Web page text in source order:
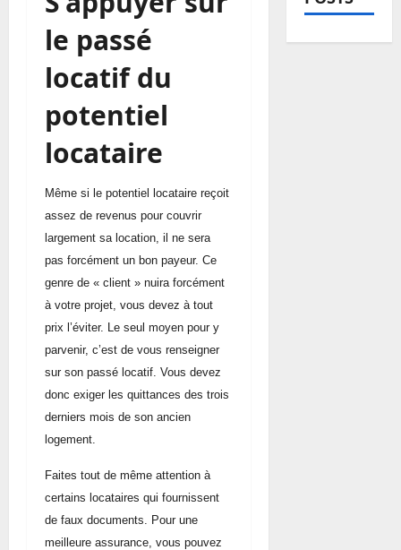
le passé
locatif du
potentiel
locataire
Même si le potentiel locataire reçoit
assez de revenus pour couvrir
largement sa location, il ne sera
pas forcément un bon payeur. Ce
genre de « client » nuira forcément
à votre projet, vous devez à tout
prix l’éviter. Le seul moyen pour y
parvenir, c’est de vous renseigner
sur son passé locatif. Vous devez
donc exiger les quittances des trois
derniers mois de son ancien
logement.
Faites tout de même attention à
certains locataires qui fournissent
de faux documents. Pour une
meilleure assurance, vous pouvez